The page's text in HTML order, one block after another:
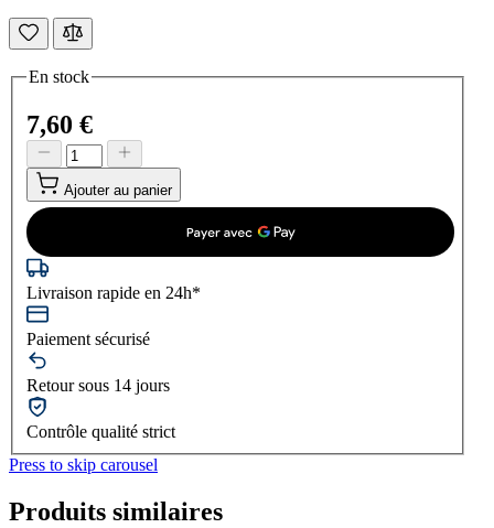
En stock
7,60 €
Ajouter au panier
Livraison rapide en 24h*
Paiement sécurisé
Retour sous 14 jours
Contrôle qualité strict
Press to skip carousel
Produits similaires